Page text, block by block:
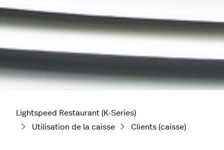
Lightspeed Restaurant (K-Series)
Utilisation de la caisse
Clients (caisse)